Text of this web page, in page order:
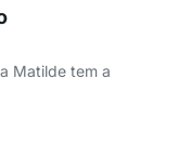
Matilde tem a